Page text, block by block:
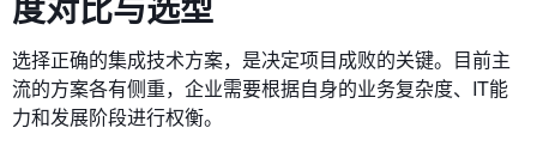
选择正确的集成技术方案，是决定项目成败的关键。目前主
流的方案各有侧重，企业需要根据自身的业务复杂度、IT能
力和发展阶段进行权衡。